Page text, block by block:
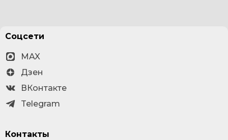
Соцсети
MAX
Дзен
ВКонтакте
Telegram
Контакты